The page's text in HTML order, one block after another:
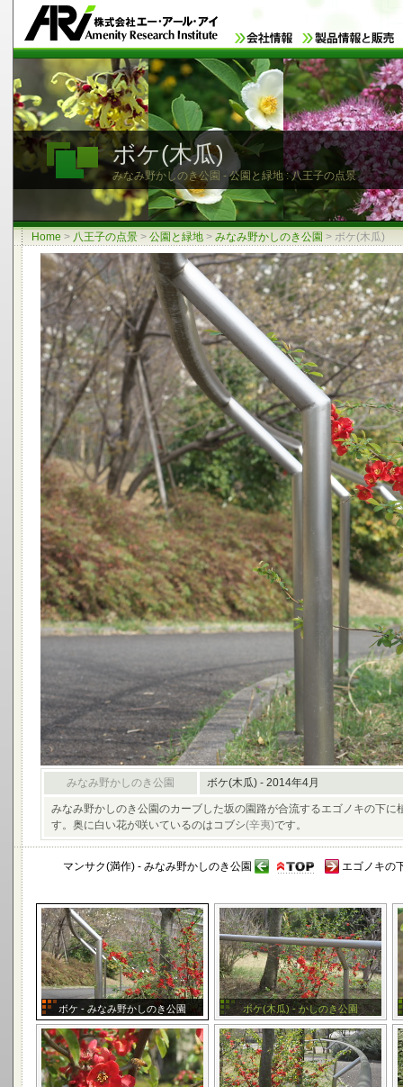
ボケ(木瓜)
みなみ野かしのき公園 - 公園と緑地 : 八王子の点景
Home > 八王子の点景 > 公園と緑地 > みなみ野かしのき公園 > ボケ(木瓜)
みなみ野かしのき公園 ボケ(木瓜) - 2014年4月
みなみ野かしのき公園のカーブした坂の園路が合流するエゴノキの下に
す。奥に白い花が咲いているのはコブシ(辛夷)です。
マンサク(満作) - みなみ野かしのき公園 エゴノキの
ボケ - みなみ野かしのき公園 ボケ(木瓜) - かしのき公園